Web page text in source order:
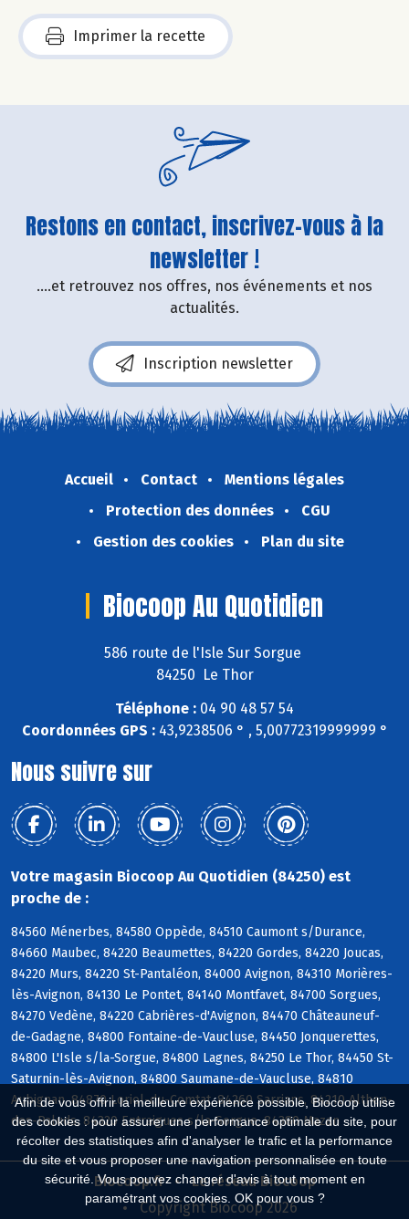
Afin de vous offrir la meilleure expérience possible, Biocoop utilise
des cookies : pour assurer une performance optimale du site, pour
récolter des statistiques afin d'analyser le trafic et la performance
du site et vous proposer une navigation personnalisée en toute
sécurité. Vous pouvez changer d'avis à tout moment en
paramétrant vos cookies. OK pour vous ?
Imprimer la recette
Restons en contact, inscrivez-vous à la
newsletter !
....et retrouvez nos offres, nos événements et nos
actualités.
Inscription newsletter
Accueil Contact
Mentions légales
Protection des données
CGU
Gestion des cookies
Plan du site
Biocoop Au Quotidien
586 route de l'Isle Sur Sorgue
84250 Le Thor
Téléphone : 04 90 48 57 54
Coordonnées GPS :43,9238506 ° , 5,00772319999999 °
Nous suivre sur
Votre magasin Biocoop Au Quotidien (84250) est
proche de :
84560 Ménerbes, 84580 Oppède, 84510 Caumont s/Durance,
84660 Maubec, 84220 Beaumettes, 84220 Gordes, 84220 Joucas,
84220 Murs, 84220 St-Pantaléon, 84000 Avignon, 84310 Morières-
lès-Avignon, 84130 Le Pontet, 84140 Montfavet, 84700 Sorgues,
84270 Vedène, 84220 Cabrières-d'Avignon, 84470 Châteauneuf-
de-Gadagne, 84800 Fontaine-de-Vaucluse, 84450 Jonquerettes,
84800 L'Isle s/la-Sorgue, 84800 Lagnes, 84250 Le Thor, 84450 St-
Saturnin-lès-Avignon, 84800 Saumane-de-Vaucluse, 84810
Aubignan, 84870 Loriol-du-Comtat, 84260 Sarrians, 84210 Althen-
des-Paluds, 84320 Entraigues s/la-Sorgue, 84380 Mazan
Biocoop.fr
Le réseau Biocoop
Copyright Biocoop 2026